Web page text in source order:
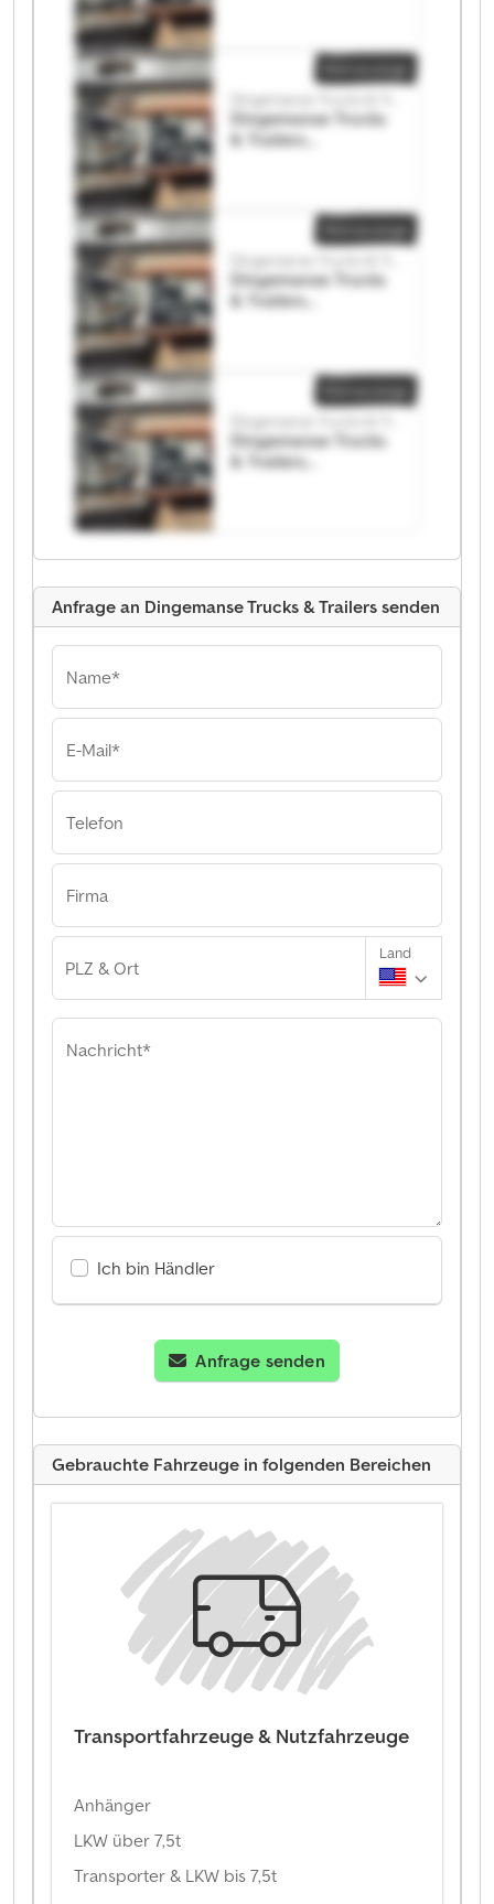
Dingemanse Trucks
& Trailers
Dingemanse Trucks
& Trailers
Dingemanse Trucks
& Trailers
Anfrage an Dingemanse Trucks & Trailers senden
Name*
E-Mail*
Telefon
Firma
PLZ & Ort
Land
Nachricht*
Ich bin Händler
Anfrage senden
Gebrauchte Fahrzeuge in folgenden Bereichen
Transportfahrzeuge & Nutzfahrzeuge
Anhänger
LKW über 7,5t
Transporter & LKW bis 7,5t